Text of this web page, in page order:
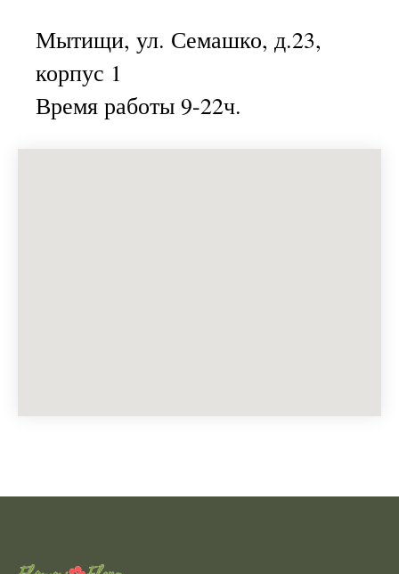
Мытищи, ул. Семашко, д.23,
корпус 1
Время работы 9-22ч.